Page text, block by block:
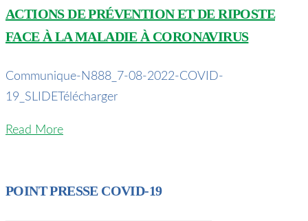
ACTIONS DE PRÉVENTION ET DE RIPOSTE
FACE À LA MALADIE À CORONAVIRUS
Communique-N888_7-08-2022-COVID-
19_SLIDETélécharger
Read More
POINT PRESSE COVID-19